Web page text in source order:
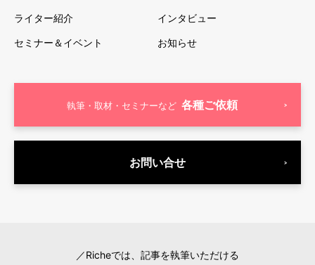
ライター紹介 インタビュー
セミナー＆イベント お知らせ
執筆・取材・セミナーなど 各種ご依頼
お問い合せ
／Richeでは、記事を執筆いただける